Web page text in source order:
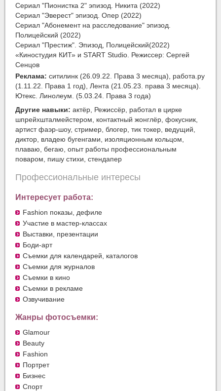
Сериал "Пионистка 2" эпизод. Никита (2022)
Сериал "Эверест" эпизод. Опер (2022)
Сериал "Абонемент на расследование" эпизод.
Полицейский (2022)
Сериал "Престиж". Эпизод, Полицейский(2022)
«Киностудия КИТ» и START Studio. Режиссер: Сергей
Сенцов
Реклама: ситилинк (26.09.22. Права 3 месяца), работа.ру
(1.11.22. Права 1 год), Лента (21.05.23. права 3 месяца).
Ютекс. Линолеум. (5.03.24. Права 3 года)
Другие навыки: актёр, Режиссёр, работал в цирке
шпрейхшталмейстером, контактный жонглёр, фокусник,
артист фаэр-шоу, стример, блогер, тик токер, ведущий,
диктор, владею бугенгами, изоляционным кольцом,
плаваю, бегаю, опыт работы профессиональным
поваром, пишу стихи, стендапер
Профессиональные интересы
Интересует работа:
Fashion показы, дефиле
Участие в мастер-классах
Выставки, презентации
Боди-арт
Съемки для календарей, каталогов
Съемки для журналов
Съемки в кино
Съемки в рекламе
Озвучивание
Жанры фотосъемки:
Glamour
Beauty
Fashion
Портрет
Бизнес
Спорт